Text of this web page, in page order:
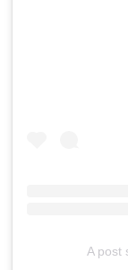
A post